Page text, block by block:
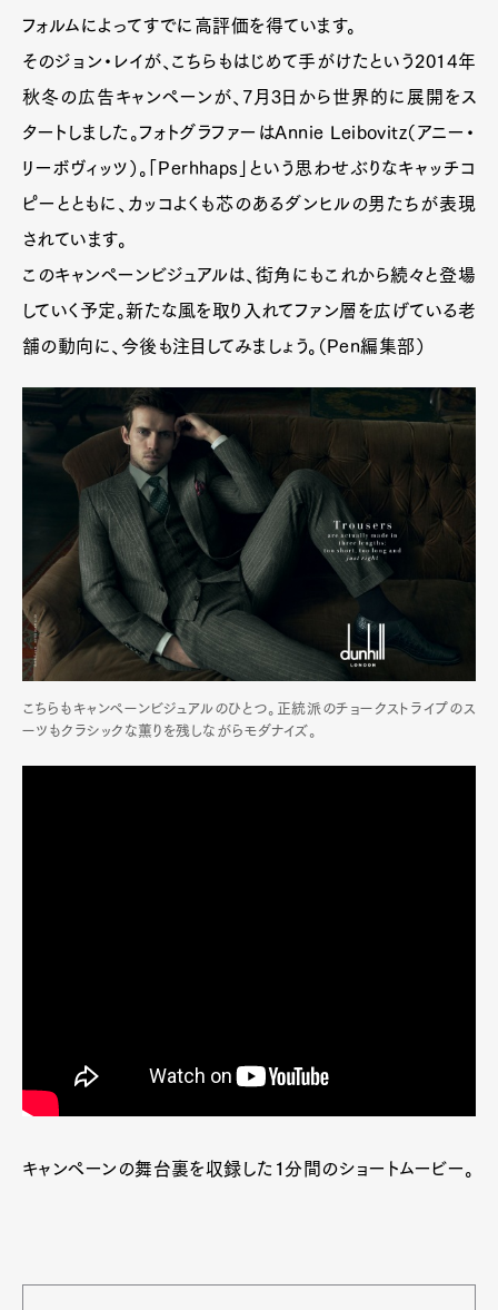
フォルムによってすでに高評価を得ています。
そのジョン・レイが、こちらもはじめて手がけたという2014年
秋冬の広告キャンペーンが、7月3日から世界的に展開をス
タートしました。フォトグラファーはAnnie Leibovitz（アニー・
リーボヴィッツ）。「Perhhaps」という思わせぶりなキャッチコ
ピーとともに、カッコよくも芯のあるダンヒルの男たちが表現
されています。
このキャンペーンビジュアルは、街角にもこれから続々と登場
していく予定。新たな風を取り入れてファン層を広げている老
舗の動向に、今後も注目してみましょう。（Pen編集部）
こちらもキャンペーンビジュアルのひとつ。正統派のチョークストライプのス
ーツもクラシックな薫りを残しながらモダナイズ。
キャンペーンの舞台裏を収録した１分間のショートムービー。